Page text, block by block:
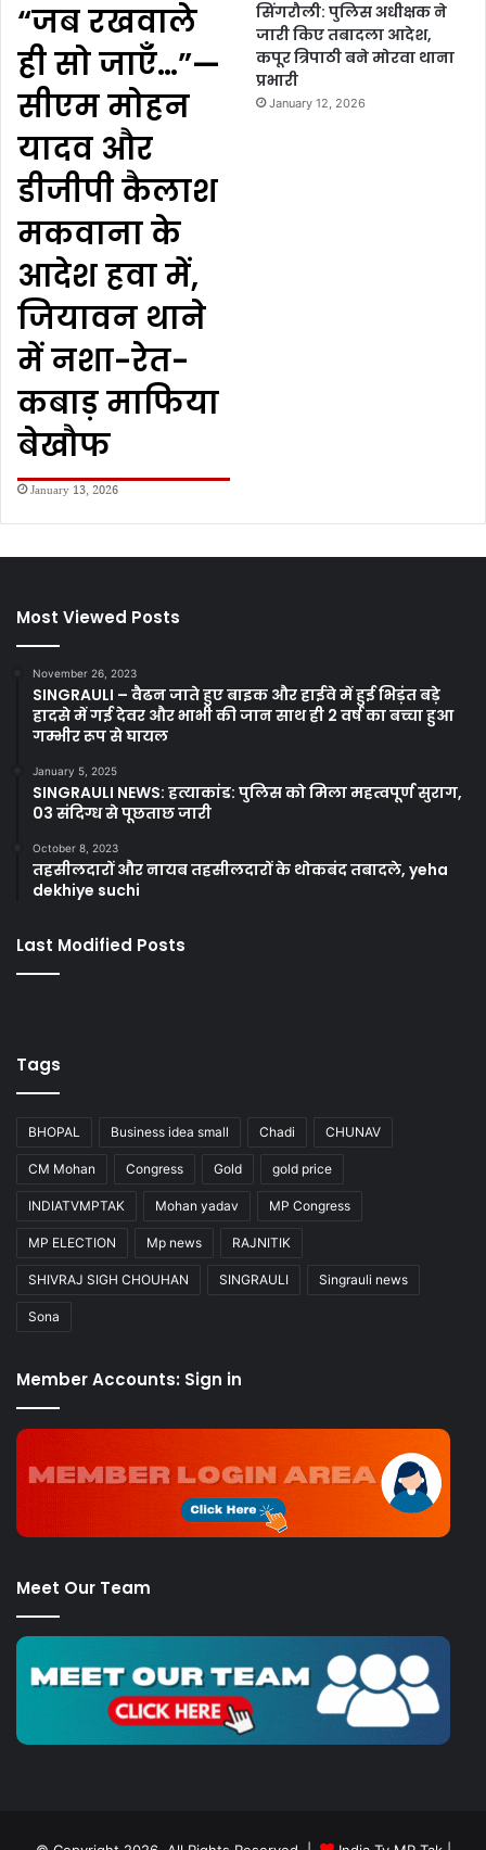
“जब रखवाले
ही सो जाएँ…”—
सीएम मोहन
यादव और
डीजीपी कैलाश
मकवाना के
आदेश हवा में,
जियावन थाने
में नशा-रेत-
कबाड़ माफिया
बेखौफ
January 13, 2026
सिंगरौली: पुलिस अधीक्षक ने
जारी किए तबादला आदेश,
कपूर त्रिपाठी बने मोरवा थाना
प्रभारी
January 12, 2026
Most Viewed Posts
November 26, 2023
SINGRAULI – वैढन जाते हुए बाइक और हाईवे में हुई भिड़ंत बड़े
हादसे में गई देवर और भाभी की जान साथ ही 2 वर्ष का बच्चा हुआ
गम्भीर रूप से घायल
January 5, 2025
SINGRAULI NEWS: हत्याकांड: पुलिस को मिला महत्वपूर्ण सुराग,
03 संदिग्ध से पूछताछ जारी
October 8, 2023
तहसीलदारों और नायब तहसीलदारों के थोकबंद तबादले, yeha
dekhiye suchi
Last Modified Posts
Tags
BHOPAL Business idea small Chadi CHUNAV
CM Mohan Congress Gold gold price
INDIATVMPTAK Mohan yadav MP Congress
MP ELECTION Mp news RAJNITIK
SHIVRAJ SIGH CHOUHAN SINGRAULI Singrauli news
Sona
Member Accounts: Sign in
Meet Our Team